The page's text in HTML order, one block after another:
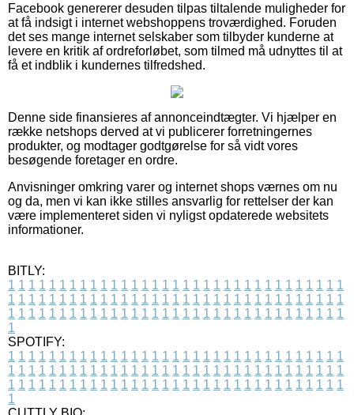
Facebook genererer desuden tilpas tiltalende muligheder for
at få indsigt i internet webshoppens troværdighed. Foruden
det ses mange internet selskaber som tilbyder kunderne at
levere en kritik af ordreforløbet, som tilmed må udnyttes til at
få et indblik i kundernes tilfredshed.
Denne side finansieres af annonceindtægter. Vi hjælper en
række netshops derved at vi publicerer forretningernes
produkter, og modtager godtgørelse for så vidt vores
besøgende foretager en ordre.
Anvisninger omkring varer og internet shops værnes om nu
og da, men vi kan ikke stilles ansvarlig for rettelser der kan
være implementeret siden vi nyligst opdaterede websitets
informationer.
BITLY:
1 1 1 1 1 1 1 1 1 1 1 1 1 1 1 1 1 1 1 1 1 1 1 1 1 1 1 1 1 1 1 1 1
1 1 1 1 1 1 1 1 1 1 1 1 1 1 1 1 1 1 1 1 1 1 1 1 1 1 1 1 1 1 1 1 1
1 1 1 1 1 1 1 1 1 1 1 1 1 1 1 1 1 1 1 1 1 1 1 1 1 1 1 1 1 1 1 1 1
1
SPOTIFY:
1 1 1 1 1 1 1 1 1 1 1 1 1 1 1 1 1 1 1 1 1 1 1 1 1 1 1 1 1 1 1 1 1
1 1 1 1 1 1 1 1 1 1 1 1 1 1 1 1 1 1 1 1 1 1 1 1 1 1 1 1 1 1 1 1 1
1 1 1 1 1 1 1 1 1 1 1 1 1 1 1 1 1 1 1 1 1 1 1 1 1 1 1 1 1 1 1 1 1
1